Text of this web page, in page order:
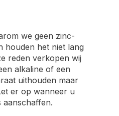
we geen zinc-
houden het niet lang
reden verkopen wij
alkaline of een
uithouden maar
er op wanneer u